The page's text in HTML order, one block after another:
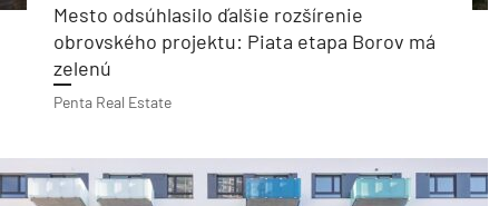
Mesto odsúhlasilo ďalšie rozšírenie
obrovského projektu: Piata etapa Borov má
zelenú
Penta Real Estate